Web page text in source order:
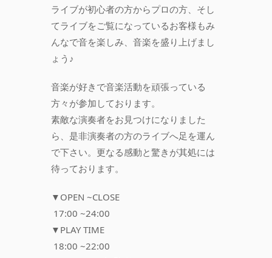
ライブが初心者の方からプロの方、そし
てライブをご覧になっているお客様もみ
んなで音を楽しみ、音楽を盛り上げまし
ょう♪
音楽が好きで音楽活動を頑張っている
方々が参加しております。
素敵な演奏者をお見つけになりました
ら、是非演奏者の方のライブへ足を運ん
で下さい。更なる感動と驚きが其処には
待っております。
▼OPEN ~CLOSE
17:00 ~24:00
▼PLAY TIME
18:00 ~22:00